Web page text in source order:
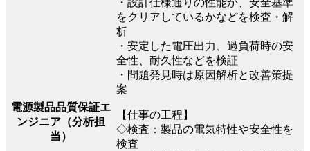
電源製品品質保証エ
ンジニア（分析担
当）
・設計仕様通りの性能か、安全基準
をクリアしているかなどを検査・解
析
・安定した電圧出力、過負荷時の安
全性、耐久性などを検証
・問題発見時は原因解析と改善策提
案
【仕事の工程】
◇検査：製品の電気特性や安全性を
検査